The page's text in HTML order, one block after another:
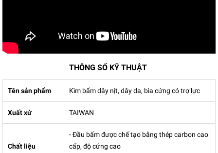
THÔNG SỐ KỸ THUẬT
Tên sản phẩm Kìm bấm dây nịt, dây da, bìa cứng có trợ lực
Xuất xứ TAIWAN
Chất liệu
- Đầu bấm được chế tạo bằng thép carbon cao
cấp, độ cứng cao